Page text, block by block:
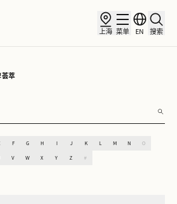
上海 菜单 EN 搜索
荟萃
F G H K M N O
V W X Y Z #